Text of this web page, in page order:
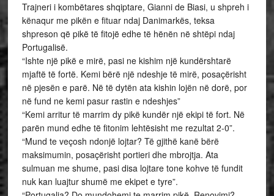
Trajneri i kombëtares shqiptare, Gianni de Biasi, u shpreh i
kënaqur me pikën e fituar ndaj Danimarkës, teksa
shpreson që pikë të fitojë edhe të hënën në shtëpi ndaj
Portugalisë.
“Ishte një pikë e mirë, pasi ne kishim një kundërshtarë
mjaftë të fortë. Kemi bërë një ndeshje të mirë, posaçërisht
në pjesën e parë. Në të dytën ata kishin lojën në dorë, por
në fund ne kemi pasur rastin e ndeshjes”
“Kemi arritur të marrim dy pikë kundër një ekipi të fort. Në
parën mund edhe të fitonim lehtësisht me rezultat 2-0”.
“Mund te veçosh ndonjë lojtar? Të gjithë kanë bërë
maksimumin, posaçërisht portieri dhe mbrojtja. Ata
sulmuan me shume, pasi disa lojtare tone kohve të fundit
nuk kan luajtur shumë me ekipet e tyre”.